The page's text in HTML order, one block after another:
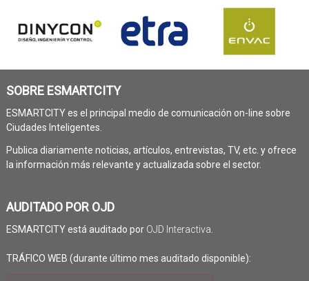
SOBRE ESMARTCITY
ESMARTCITY es el principal medio de comunicación on-line sobre
Ciudades Inteligentes.
Publica diariamente noticias, artículos, entrevistas, TV, etc. y ofrece
la información más relevante y actualizada sobre el sector.
AUDITADO POR OJD
ESMARTCITY está auditado por OJD Interactiva
TRÁFICO WEB (durante último mes auditado disponible):